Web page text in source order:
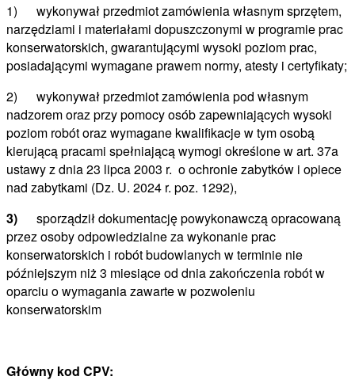
1) wykonywał przedmiot zamówienia własnym sprzętem,
narzędziami i materiałami dopuszczonymi w programie prac
konserwatorskich, gwarantującymi wysoki poziom prac,
posiadającymi wymagane prawem normy, atesty i certyfikaty;
2) wykonywał przedmiot zamówienia pod własnym
nadzorem oraz przy pomocy osób zapewniających wysoki
poziom robót oraz wymagane kwalifikacje w tym osobą
kierującą pracami spełniającą wymogi określone w art. 37a
ustawy z dnia 23 lipca 2003 r. o ochronie zabytków i opiece
nad zabytkami (Dz. U. 2024 r. poz. 1292),
3) sporządził dokumentację powykonawczą opracowaną
przez osoby odpowiedzialne za wykonanie prac
konserwatorskich i robót budowlanych w terminie nie
późniejszym niż 3 miesiące od dnia zakończenia robót w
oparciu o wymagania zawarte w pozwoleniu
konserwatorskim
Główny kod CPV: